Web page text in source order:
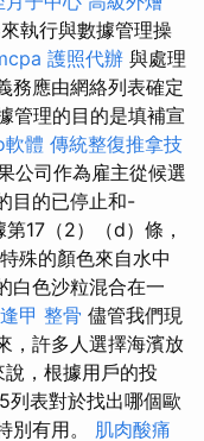
執行與數據管理操
護照代辦 與處理
務應由網絡列表確定
管理的目的是填補宣
軟體 傳統整復推拿技
公司作為雇主從候選
目的已停止和-
第17（2）（d）條，
殊的顏色來自水中
白色沙粒混合在一
逢甲 整骨 儘管我們現
，許多人選擇海濱放
，根據用戶的投
列表對於找出哪個歐
別有用。 肌肉酸痛